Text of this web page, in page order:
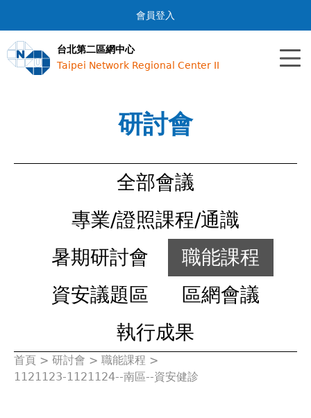
Jump to navigation
會員登入
台北第二區網中心
Taipei Network Regional Center II
研討會
全部會議
專業/證照課程/通識
暑期研討會
職能課程
資安議題區
區網會議
執行成果
您
首頁 > 研討會 > 職能課程 >
1121123-1121124--南區--資安健診